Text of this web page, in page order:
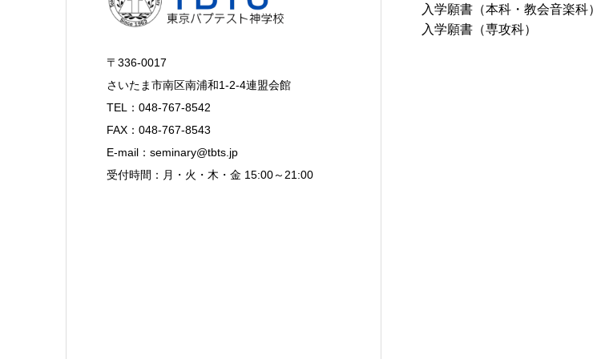
〒336-0017
さいたま市南区南浦和1-2-4連盟会館
TEL：048-767-8542
FAX：048-767-8543
E-mail：seminary@tbts.jp
受付時間：月・火・木・金 15:00～21:00
入学願書（本科・教会音楽科）
入学願書（専攻科）